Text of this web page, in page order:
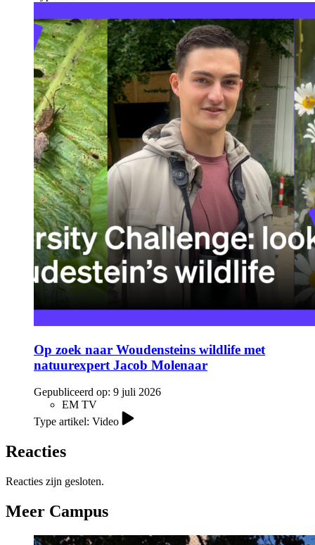
Op zoek naar Woudensteins wildlife met
natuurexpert Jacob Molenaar
Gepubliceerd op: 9 juli 2026
EM TV
Type artikel: Video
Reacties
Reacties zijn gesloten.
Meer Campus